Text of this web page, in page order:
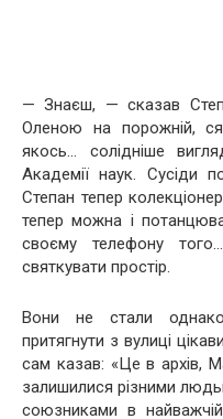
— Знаєш, — сказав
Оленою на порожній,
якось… солідніше
Академії наук. Сусіди
Степан тепер
тепер можна і
своєму телефону
святкувати простір.
Вони не стали
притягнути з вулиці
сам казав: «Це в архів,
залишилися різними
союзниками в